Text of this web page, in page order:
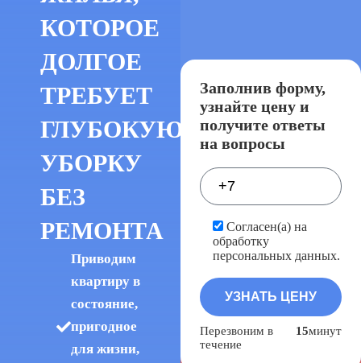
КОТОРОЕ
ДОЛГОЕ
ТРЕБУЕТ
ГЛУБОКУЮ
УБОРКУ
БЕЗ
РЕМОНТА
Приводим
квартиру в
состояние,
пригодное
для жизни,
Заполнив форму,
узнайте цену и
получите ответы
на вопросы
Согласен(а) на
обработку
персональных данных.
Перезвоним в
течение
15минут